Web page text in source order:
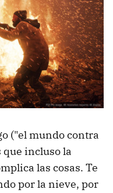
("el mundo contra
que incluso la
las cosas. Te
por la nieve, por